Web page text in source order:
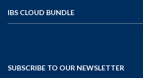
IBS CLOUD BUNDLE
SUBSCRIBE TO OUR NEWSLETTER